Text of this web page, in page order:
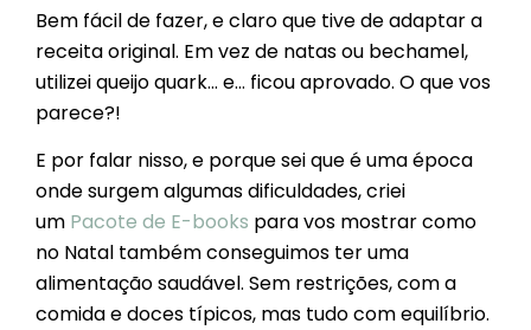
Bem fácil de fazer, e claro que tive de adaptar a
receita original. Em vez de natas ou bechamel,
utilizei queijo quark… e… ficou aprovado. O que vos
parece?!
E por falar nisso, e porque sei que é uma época
onde surgem algumas dificuldades, criei
um Pacote de E-books para vos mostrar como
no Natal também conseguimos ter uma
alimentação saudável. Sem restrições, com a
comida e doces típicos, mas tudo com equilíbrio.